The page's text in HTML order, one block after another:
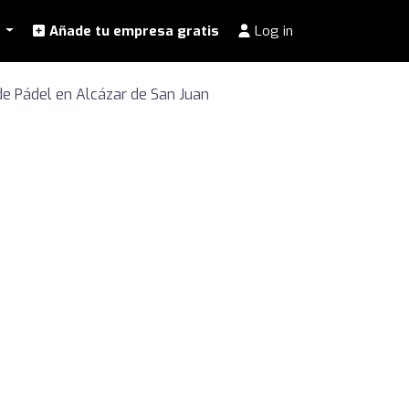
Añade tu empresa gratis Log in
Pádel en Alcázar de San Juan